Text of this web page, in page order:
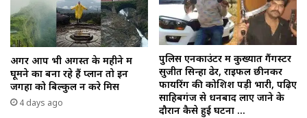
अगर आप भी अगस्त के महीने में
घूमने का बना रहे हैं प्लान तो इन
जगहों को बिल्कुल न करे मिस
4 days ago
पुलिस एनकाउंटर में कुख्यात गैंगस्टर
सुजीत सिन्हा ढेर, राइफल छीनकर
फायरिंग की कोशिश पड़ी भारी, पढ़िए
साहिबगंज से धनबाद लाए जाने के
दौरान कैसे हुई घटना …